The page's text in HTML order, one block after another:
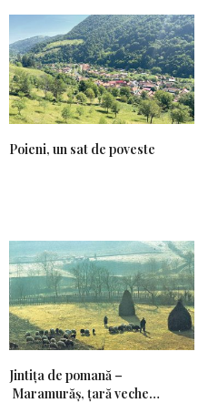
Poieni, un sat de poveste
Jintiţa de pomană –
Maramurăş, ţară veche…